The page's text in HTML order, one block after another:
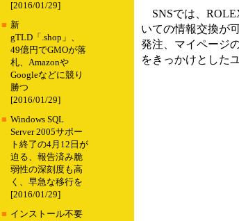
[2016/01/29]
■ 新
gTLD「.shop」、
49億円でGMOが落
札、Amazonや
Googleなどに競り
勝つ
[2016/01/29]
■ Windows SQL
Server 2005サポー
ト終了の4月12日が
迫る、報告済み脆
弱性の深刻度も高
く、早急な移行を
[2016/01/29]
■ インストール不要
SNSでは、
いての情報交換が
発注、マイページ
をきっかけとした